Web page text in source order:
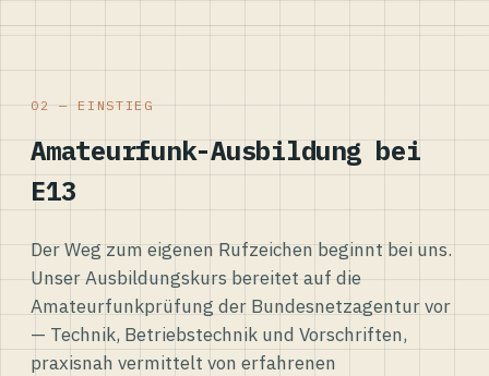
02 — EINSTIEG
Amateurfunk-Ausbildung bei
E13
Der Weg zum eigenen Rufzeichen beginnt bei uns.
Unser Ausbildungskurs bereitet auf die
Amateurfunkprüfung der Bundesnetzagentur vor
— Technik, Betriebstechnik und Vorschriften,
praxisnah vermittelt von erfahrenen